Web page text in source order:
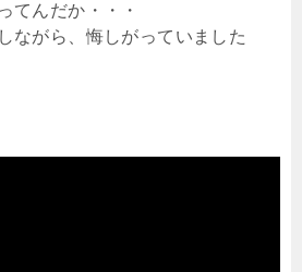
てんだか・・・
ながら、悔しがっていました